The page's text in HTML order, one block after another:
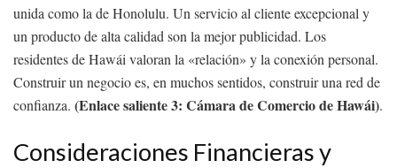
unida como la de Honolulu. Un servicio al cliente excepcional y
un producto de alta calidad son la mejor publicidad. Los
residentes de Hawái valoran la «relación» y la conexión personal.
Construir un negocio es, en muchos sentidos, construir una red de
confianza. (Enlace saliente 3: Cámara de Comercio de Hawái).
Consideraciones Financieras y